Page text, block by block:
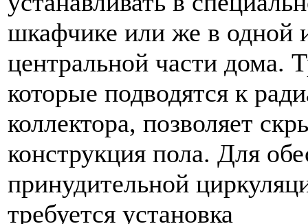
шкафчике или же в одной
центральной части дома.
которые подводятся к
коллектора, позволяет
конструкция пола. Для
принудительной
требуется установка